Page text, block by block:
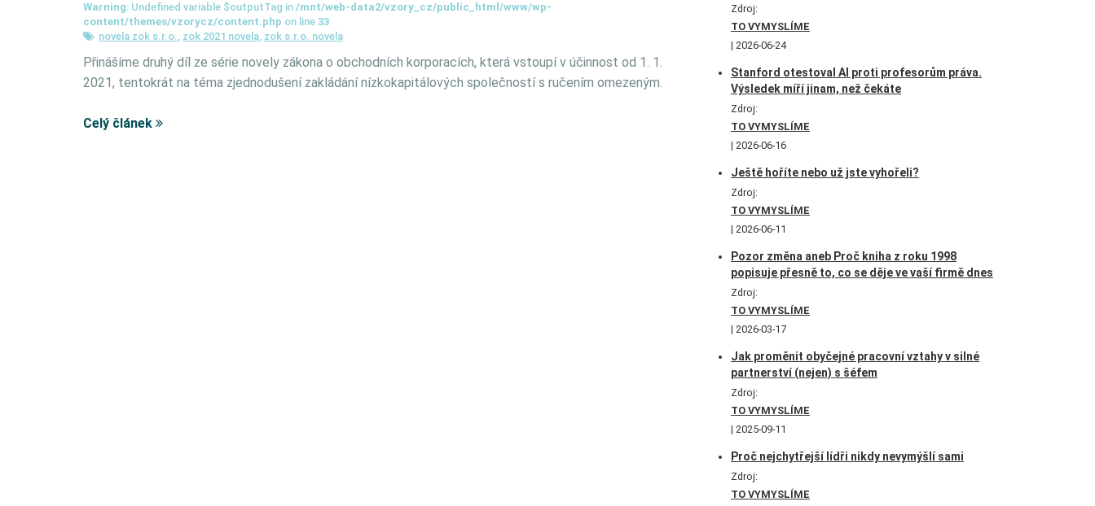
Warning: Undefined variable $outputTag in /mnt/web-data2/vzory_cz/public_html/www/wp-
content/themes/vzorycz/content.php on line 33
novela zok s.r.o., zok 2021 novela, zok s.r.o. novela
Přinášíme druhý díl ze série novely zákona o obchodních korporacích, která vstoupí v účinnost od 1. 1.
2021, tentokrát na téma zjednodušení zakládání nízkokapitálových společností s ručením omezeným.
Celý článek
Zdroj:
TO VYMYSLÍME
2026-06-24
Stanford otestoval AI proti profesorům práva.
Výsledek míří jinam, než čekáte
Zdroj:
TO VYMYSLÍME
2026-06-16
Ještě hoříte nebo už jste vyhořeli?
Zdroj:
TO VYMYSLÍME
2026-06-11
Pozor změna aneb Proč kniha z roku 1998
popisuje přesně to, co se děje ve vaší firmě dnes
Zdroj:
TO VYMYSLÍME
2026-03-17
Jak proměnit obyčejné pracovní vztahy v silné
partnerství (nejen) s šéfem
Zdroj:
TO VYMYSLÍME
2025-09-11
Proč nejchytřejší lídři nikdy nevymýšlí sami
Zdroj:
TO VYMYSLÍME